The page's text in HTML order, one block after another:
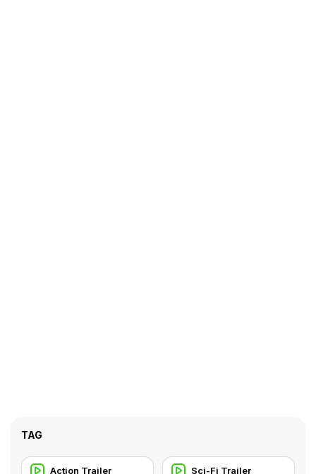
TAG
Action Trailer Sci-Fi Trailer